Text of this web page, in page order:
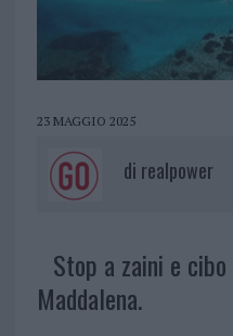
23 MAGGIO 2025
di realpower
Stop a zaini e
Maddalena.